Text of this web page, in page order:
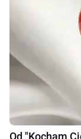
Od "Kocham